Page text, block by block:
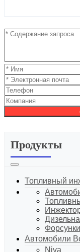
Продукты
Топливный
Автомобили
Niva